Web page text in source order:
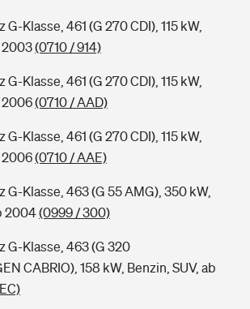
Klasse, 461 (G 270 CDI), 115 kW,
2003(0710 / 914)
Klasse, 461 (G 270 CDI), 115 kW,
2006(0710 / AAD)
Klasse, 461 (G 270 CDI), 115 kW,
2006(0710 / AAE)
G-Klasse, 463 (G 55 AMG), 350 kW,
2004(0999 / 300)
G-Klasse, 463 (G 320
CABRIO), 158 kW, Benzin, SUV, ab